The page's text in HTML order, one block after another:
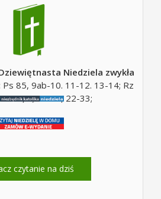
Niedziela zwykła
85, 9ab-10. 11-12. 13-14; Rz
130, 5; Mt 14, 22-33;
czytanie na dziś